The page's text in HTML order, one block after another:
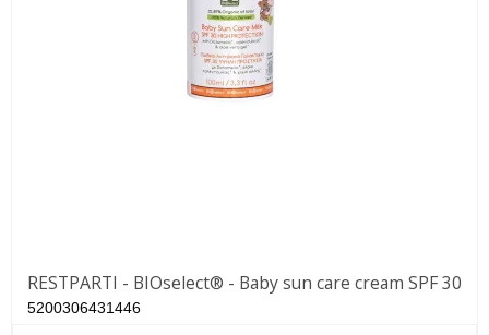
RESTPARTI - BIOselect® - Baby sun care cream SPF 30
5200306431446